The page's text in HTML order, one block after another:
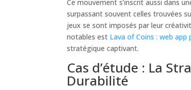
Ce mouvement s’inscrit aussi dans
surpassant souvent celles trouvées
jeux se sont imposés par leur
notables est Lava of Coins : web app
stratégique captivant.
Cas d’étude : La
Durabilité